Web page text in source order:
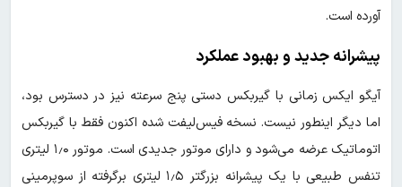
آورده است.
پیشرانه جدید و بهبود عملکرد
آیگو ایکس زمانی با گیربکس دستی پنج سرعته نیز در دسترس بود،
اما دیگر اینطور نیست. نسخه فیس‌لیفت شده اکنون فقط با گیربکس
اتوماتیک عرضه می‌شود و دارای موتور جدیدی است. موتور ۱٫۰ لیتری
تنفس طبیعی با یک پیشرانه بزرگتر ۱٫۵ لیتری برگرفته از سوپرمینی